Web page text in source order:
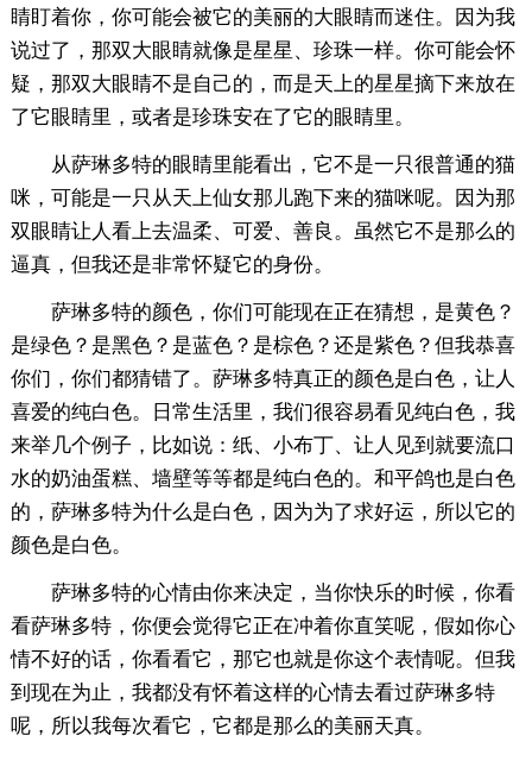
睛盯着你，你可能会被它的美丽的大眼睛而迷住。因为我
说过了，那双大眼睛就像是星星、珍珠一样。你可能会怀
疑，那双大眼睛不是自己的，而是天上的星星摘下来放在
了它眼睛里，或者是珍珠安在了它的眼睛里。
从萨琳多特的眼睛里能看出，它不是一只很普通的猫
咪，可能是一只从天上仙女那儿跑下来的猫咪呢。因为那
双眼睛让人看上去温柔、可爱、善良。虽然它不是那么的
逼真，但我还是非常怀疑它的身份。
萨琳多特的颜色，你们可能现在正在猜想，是黄色？
是绿色？是黑色？是蓝色？是棕色？还是紫色？但我恭喜
你们，你们都猜错了。萨琳多特真正的颜色是白色，让人
喜爱的纯白色。日常生活里，我们很容易看见纯白色，我
来举几个例子，比如说：纸、小布丁、让人见到就要流口
水的奶油蛋糕、墙壁等等都是纯白色的。和平鸽也是白色
的，萨琳多特为什么是白色，因为为了求好运，所以它的
颜色是白色。
萨琳多特的心情由你来决定，当你快乐的时候，你看
看萨琳多特，你便会觉得它正在冲着你直笑呢，假如你心
情不好的话，你看看它，那它也就是你这个表情呢。但我
到现在为止，我都没有怀着这样的心情去看过萨琳多特
呢，所以我每次看它，它都是那么的美丽天真。